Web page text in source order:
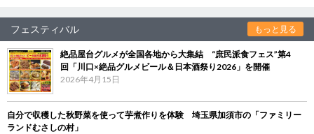
フェスティバル もっと見る
絶品屋台グルメが全国各地から大集結 “庶民派食フェス”第4
回「川口×絶品グルメビール＆日本酒祭り2026」を開催
2026年4月15日
自分で収穫した秋野菜を使って芋煮作りを体験 埼玉県加須市の「ファミリー
ランドむさしの村」